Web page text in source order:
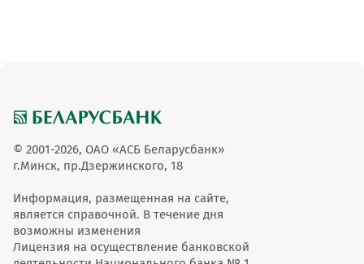
© 2001-2026, ОАО «АСБ Беларусбанк»
г.Минск, пр.Дзержинского, 18
Информация, размещенная на сайте,
является справочной. В течение дня
возможны изменения
Лицензия на осуществление банковской